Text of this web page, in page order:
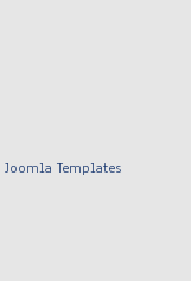
Joomla Templates